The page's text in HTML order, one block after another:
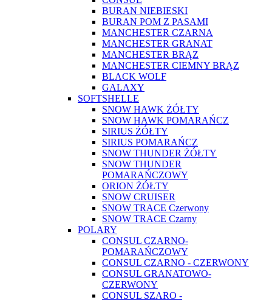
BURAN NIEBIESKI
BURAN POM Z PASAMI
MANCHESTER CZARNA
MANCHESTER GRANAT
MANCHESTER BRĄZ
MANCHESTER CIEMNY BRĄZ
BLACK WOLF
GALAXY
SOFTSHELLE
SNOW HAWK ŻÓŁTY
SNOW HAWK POMARAŃCZ
SIRIUS ŻÓŁTY
SIRIUS POMARAŃCZ
SNOW THUNDER ŻÓŁTY
SNOW THUNDER
POMARAŃCZOWY
ORION ŻÓŁTY
SNOW CRUISER
SNOW TRACE Czerwony
SNOW TRACE Czarny
POLARY
CONSUL CZARNO-
POMARAŃCZOWY
CONSUL CZARNO - CZERWONY
CONSUL GRANATOWO-
CZERWONY
CONSUL SZARO -